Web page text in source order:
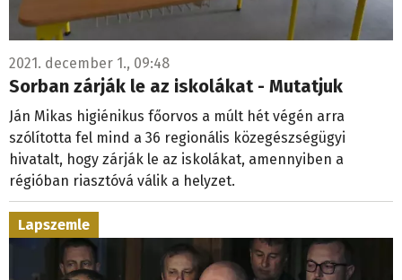
2021. december 1., 09:48
Sorban zárják le az iskolákat - Mutatjuk
Ján Mikas higiénikus főorvos a múlt hét végén arra
szólította fel mind a 36 regionális közegészségügyi
hivatalt, hogy zárják le az iskolákat, amennyiben a
régióban riasztóvá válik a helyzet.
Lapszemle